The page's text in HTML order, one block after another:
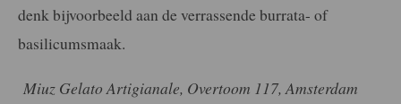
denk bijvoorbeeld aan de verrassende burrata- of
basilicumsmaak.
Miuz Gelato Artigianale, Overtoom 117, Amsterdam